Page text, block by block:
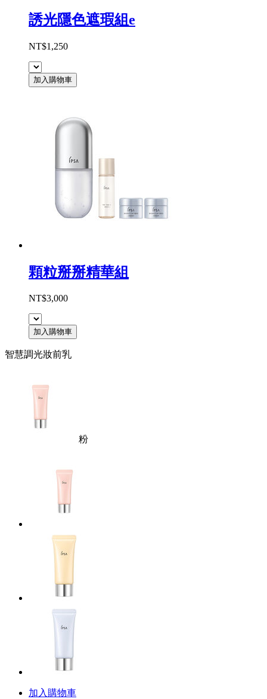
誘光隱色遮瑕組e
NT$1,250
加入購物車
顆粒掰掰精華組
NT$3,000
加入購物車
智慧調光妝前乳
粉
加入購物車